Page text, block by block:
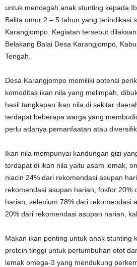
untuk mencegah anak stunting kepada
Balita umur 2 – 5 tahun yang terindikasi
Karangjompo. Kegiatan tersebut
Belakang Balai Desa Karangjompo,
Tengah.
Desa Karangjompo memiliki potensi
komoditas ikan nila yang melimpah,
hasil tangkapan ikan nila di sekitar
terdapat beberapa warga yang
perlu adanya pemanfaatan atau
Ikan nila mempunyai kandungan gizi
terdapat di ikan nila yaitu asam lemak,
niacin 24% dari rekomendasi asupan
rekomendasi asupan harian, fosfor 20%
harian, selenium 78% dari rekomendasi
20% dari rekomendasi asupan harian,
Makan ikan penting untuk anak stunting
protein tinggi untuk pertumbuhan otot
lemak omega-3 yang mendukung